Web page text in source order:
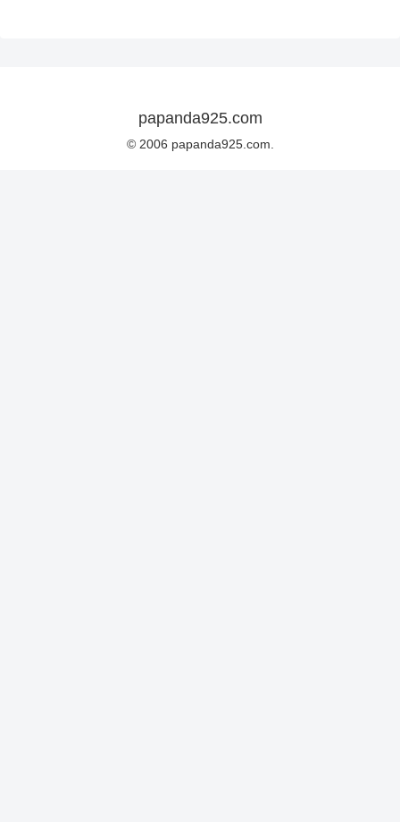
papanda925.com
© 2006 papanda925.com.